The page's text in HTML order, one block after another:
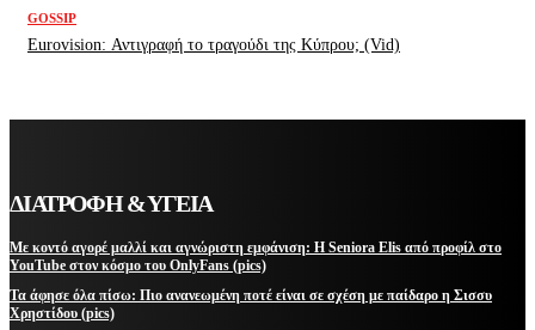
GOSSIP
Eurovision: Αντιγραφή το τραγούδι της Κύπρου; (Vid)
ΔΙΑΤΡΟΦΗ & ΥΓΕΙΑ
Με κοντό αγορέ μαλλί και αγνώριστη εμφάνιση: Η Seniora Elis από προφίλ στο
YouTube στον κόσμο του OnlyFans (pics)
Τα άφησε όλα πίσω: Πιο ανανεωμένη ποτέ είναι σε σχέση με παίδαρο η Σισσυ
Χρηστίδου (pics)